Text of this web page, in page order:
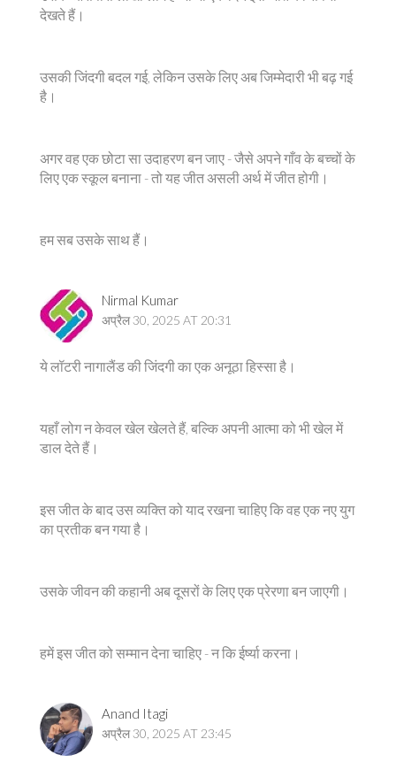
देखते हैं।
उसकी जिंदगी बदल गई, लेकिन उसके लिए अब जिम्मेदारी भी बढ़ गई
है।
अगर वह एक छोटा सा उदाहरण बन जाए - जैसे अपने गाँव के बच्चों के
लिए एक स्कूल बनाना - तो यह जीत असली अर्थ में जीत होगी।
हम सब उसके साथ हैं।
Nirmal Kumar
अप्रैल 30, 2025 AT 20:31
ये लॉटरी नागालैंड की जिंदगी का एक अनूठा हिस्सा है।
यहाँ लोग न केवल खेल खेलते हैं, बल्कि अपनी आत्मा को भी खेल में
डाल देते हैं।
इस जीत के बाद उस व्यक्ति को याद रखना चाहिए कि वह एक नए युग
का प्रतीक बन गया है।
उसके जीवन की कहानी अब दूसरों के लिए एक प्रेरणा बन जाएगी।
हमें इस जीत को सम्मान देना चाहिए - न कि ईर्ष्या करना।
Anand Itagi
अप्रैल 30, 2025 AT 23:45